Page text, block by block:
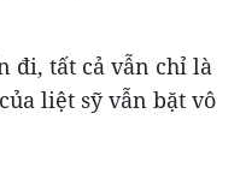
đi, tất cả vẫn chỉ là
liệt sỹ vẫn bặt vô